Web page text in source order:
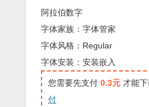
阿拉伯数字
字体家族：字体管家
字体风格：Regular
字体安装：安装嵌入
您需要先支付 0.3元 才能下
付